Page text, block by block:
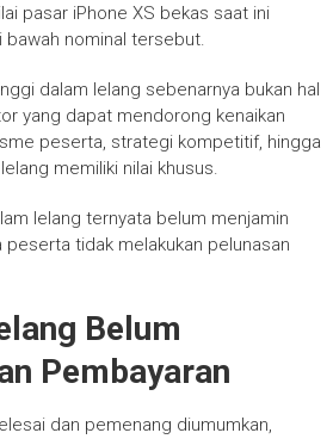
pasar iPhone XS bekas saat ini
bawah nominal tersebut.
dalam lelang sebenarnya bukan hal
yang dapat mendorong kenaikan
peserta, strategi kompetitif, hingga
memiliki nilai khusus.
lelang ternyata belum menjamin
tidak melakukan pelunasan
Belum
Pembayaran
dan pemenang diumumkan,